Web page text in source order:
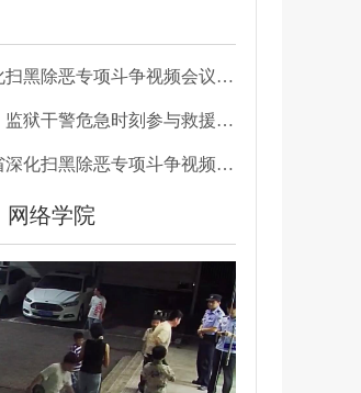
四川省深化扫黑除恶专项斗争视频会议召开 于立军出席并讲话
路遇火情，监狱干警危急时刻参与救援显身手！
辽宁：全省深化扫黑除恶专项斗争视频会议召开
网络学院